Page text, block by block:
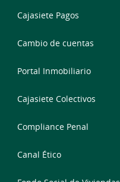
Cajasiete Pagos
Cambio de cuentas
Portal Inmobiliario
Cajasiete Colectivos
Compliance Penal
Canal Ético